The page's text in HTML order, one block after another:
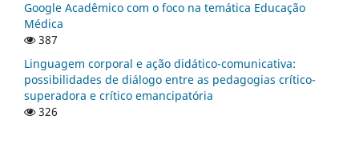
Google Acadêmico com o foco na temática Educação
Médica
387
Linguagem corporal e ação didático-comunicativa:
possibilidades de diálogo entre as pedagogias crítico-
superadora e crítico emancipatória
326